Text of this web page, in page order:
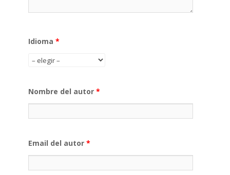
Idioma *
Nombre del autor *
Email del autor *